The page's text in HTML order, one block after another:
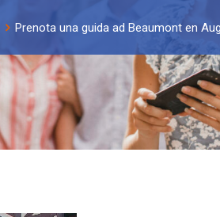
Prenota una guida ad Beaumont en